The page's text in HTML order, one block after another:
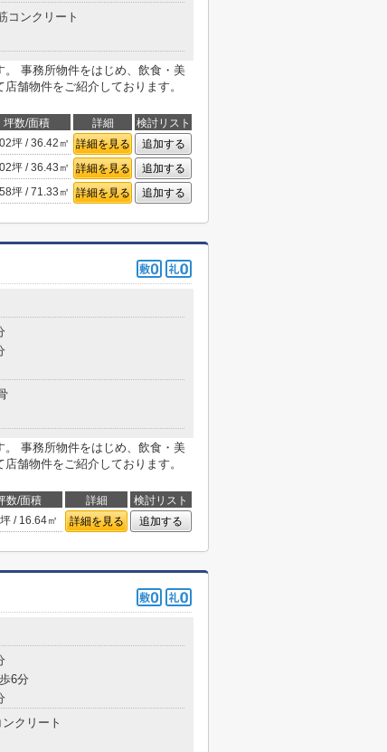
コンクリート
事務所物件をはじめ、飲食・美
舗物件をご紹介しております。
坪数/面積 詳細
検討リスト
坪 / 36.42㎡ 詳細を見る
追加する
坪 / 36.43㎡ 詳細を見る
追加する
坪 / 71.33㎡ 詳細を見る 追加する
事務所物件をはじめ、飲食・美
舗物件をご紹介しております。
数/面積 詳細
検討リスト
/ 16.64㎡ 詳細を見る 追加する
6分
クリート